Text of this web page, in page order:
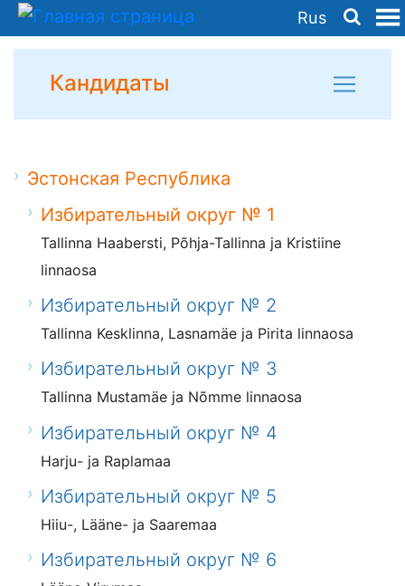
Rus
Кандидаты
Эстонская Республика
Избирательный округ № 1
Tallinna Haabersti, Põhja-Tallinna ja Kristiine
linnaosa
Избирательный округ № 2
Tallinna Kesklinna, Lasnamäe ja Pirita linnaosa
Избирательный округ № 3
Tallinna Mustamäe ja Nõmme linnaosa
Избирательный округ № 4
Harju- ja Raplamaa
Избирательный округ № 5
Hiiu-, Lääne- ja Saaremaa
Избирательный округ № 6